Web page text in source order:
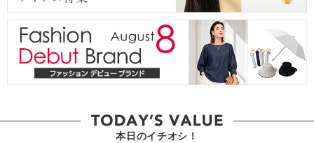
本日のイチオシ！